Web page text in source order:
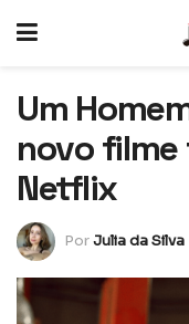
Um
novo
Netflix
PorJulia da Silva